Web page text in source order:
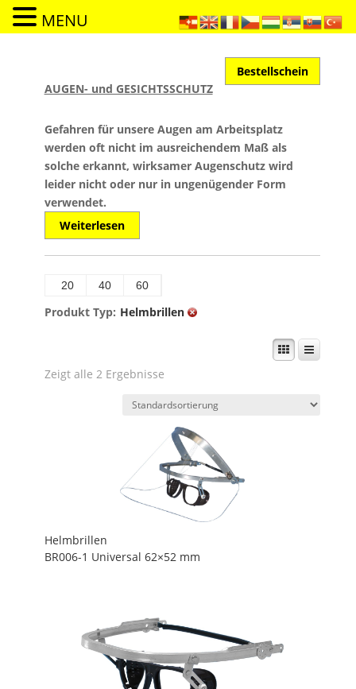
AUGEN- und GESICHTSSCHUTZ
Gefahren für unsere Augen am Arbeitsplatz
werden oft nicht im ausreichendem Maß als
solche erkannt, wirksamer Augenschutz wird
leider nicht oder nur in ungenügender Form
verwendet.
Weiterlesen
Bestellschein
20 40 60
Produkt Typ: Helmbrillen
Zeigt alle 2 Ergebnisse
Helmbrillen
BR006-1 Universal 62×52 mm
MENU